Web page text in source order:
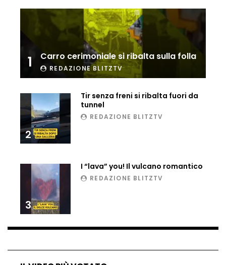
perde il controllo
Ucraina, ecco come gli F16 intercettano
i droni russi
Tir bloccato sul passaggio a livello:
treno lo distrugge
all’improvviso
Auto fuori controllo in Guatemala,
tragedia a Petén
Russia sotto zero: fiumi congelati e navi
rompighiaccio a Mosca
1 Carro cerimoniale si ribalta sulla folla
REDAZIONE BLITZTV
2
Tir senza freni si ribalta fuori da
tunnel
REDAZIONE BLITZTV
3
I “lava” you! Il vulcano romantico
REDAZIONE BLITZTV